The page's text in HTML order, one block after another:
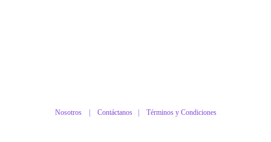
Nosotros | Contáctanos Términos y Condiciones